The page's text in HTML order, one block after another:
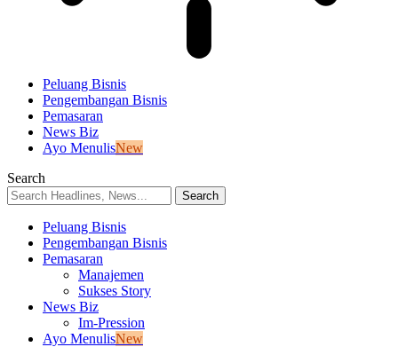
Peluang Bisnis
Pengembangan Bisnis
Pemasaran
News Biz
Ayo MenulisNew
Search
Peluang Bisnis
Pengembangan Bisnis
Pemasaran
Manajemen
Sukses Story
News Biz
Im-Pression
Ayo MenulisNew